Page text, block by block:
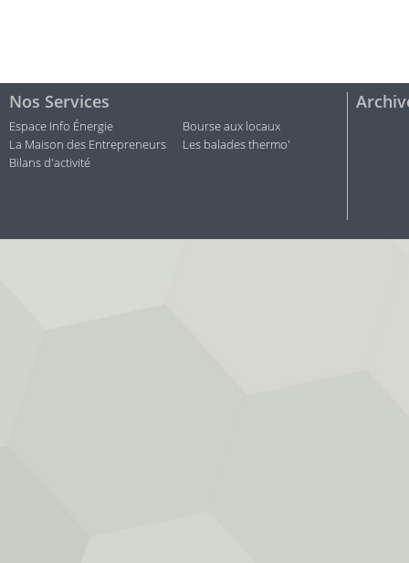
Nos Services
Espace Info Énergie
Bourse aux locaux
La Maison des Entrepreneurs
Les balades thermo'
Bilans d'activité